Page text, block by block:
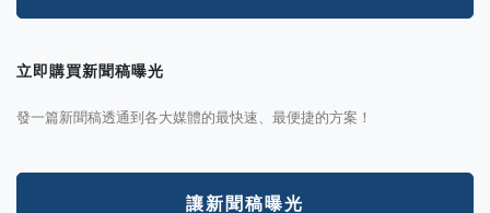
立即購買新聞稿曝光
發一篇新聞稿透通到各大媒體的最快速、最便捷的方案！
讓新聞稿曝光